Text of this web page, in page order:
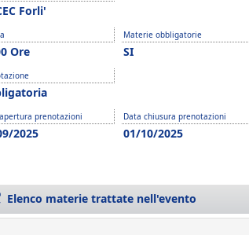
Forli'
Ore
Materie obbligatorie
SI
prenotazioni
2025
Data chiusura prenotazioni
01/10/2025
Elenco materie trattate nell'evento